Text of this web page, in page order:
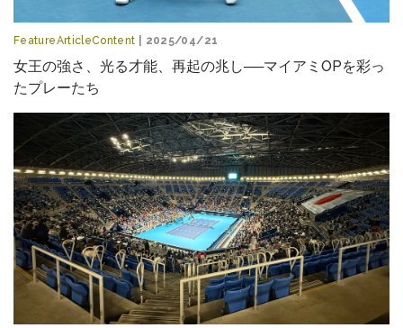
FeatureArticleContent | 2025/04/21
女王の強さ、光る才能、再起の兆し──マイアミOPを彩っ
たプレーたち